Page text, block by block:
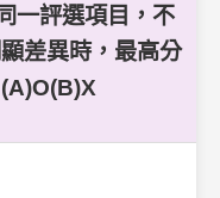
一評選項目，不
差異時，最高分